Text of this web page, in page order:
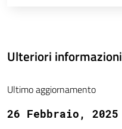
Ulteriori informazioni
Ultimo aggiornamento
26 Febbraio, 2025